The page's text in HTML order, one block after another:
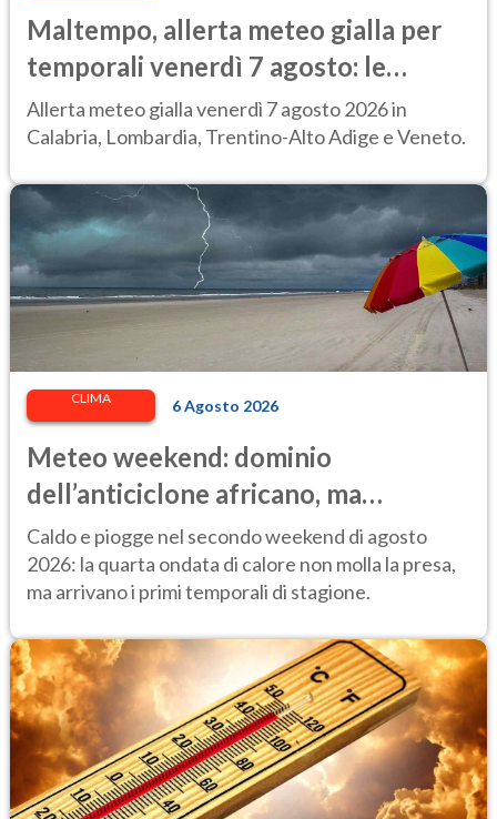
Maltempo, allerta meteo gialla per
temporali venerdì 7 agosto: le
regioni colpite
Allerta meteo gialla venerdì 7 agosto 2026 in
Calabria, Lombardia, Trentino-Alto Adige e Veneto.
CLIMA 6 Agosto 2026
Meteo weekend: dominio
dell’anticiclone africano, ma
attenzione ai temporali intensi. Le
previsioni
Caldo e piogge nel secondo weekend di agosto
2026: la quarta ondata di calore non molla la presa,
ma arrivano i primi temporali di stagione.